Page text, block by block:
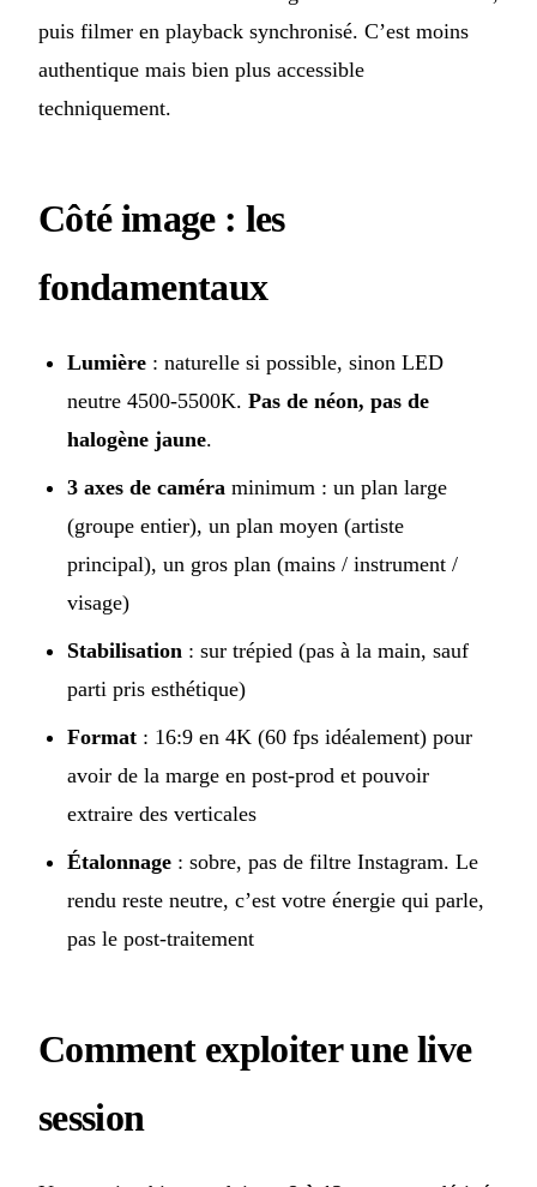
puis filmer en playback synchronisé. C’est moins
authentique mais bien plus accessible
techniquement.
Côté image : les
fondamentaux
Lumière : naturelle si possible, sinon LED
neutre 4500-5500K. Pas de néon, pas de
halogène jaune.
3 axes de caméra minimum : un plan large
(groupe entier), un plan moyen (artiste
principal), un gros plan (mains / instrument /
visage)
Stabilisation : sur trépied (pas à la main, sauf
parti pris esthétique)
Format : 16:9 en 4K (60 fps idéalement) pour
avoir de la marge en post-prod et pouvoir
extraire des verticales
Étalonnage : sobre, pas de filtre Instagram. Le
rendu reste neutre, c’est votre énergie qui parle,
pas le post-traitement
Comment exploiter une live
session